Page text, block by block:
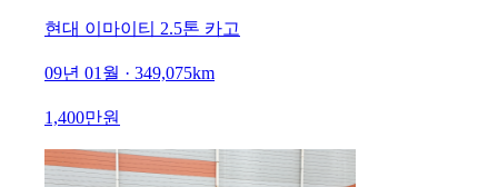
현대 이마이티 2.5톤 카고
09년 01월 · 349,075km
1,400만원